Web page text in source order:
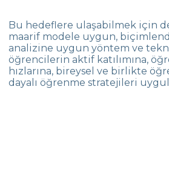
Bu hedeflere ulaşabilmek için
maarif modele uygun,
analizine uygun yöntem ve
öğrencilerin aktif katılımına,
hızlarına, bireysel ve birlikte
dayalı öğrenme stratejileri